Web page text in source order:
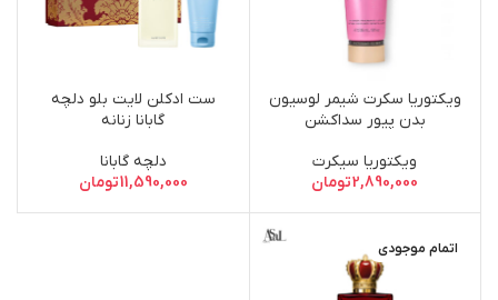
ویکتوریا سکرت شیمر لوسیون
بدن پیور سداکشن
ویکتوریا سیکرت
2,890,000تومان
ست ادکلن لایت بلو دلچه
گابانا زنانه
دلچه گابانا
11,590,000تومان
اتمام موجودی